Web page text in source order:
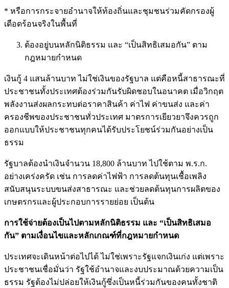
* หรือการกระจายอำนาจให้ท้องถิ่นและชุมชนร่วมคัดกรองผู้
เดือดร้อนจริงในพื้นที่
ต้องอยู่บนหลักนิติธรรม และ “เป็นสิทธิเสมอกัน” ตาม
กฎหมายกำหนด
เงินกู้ 4 แสนล้านบาท ไม่ใช่เงินของรัฐบาล แต่คือหนี้สาธารณะที่
ประชาชนทั้งประเทศต้องร่วมกันรับผิดชอบในอนาคต เมื่อวิกฤต
พลังงานส่งผลกระทบต่อราคาสินค้า ค่าไฟ ค่าขนส่ง และค่า
ครองชีพของประชาชนทั่วประเทศ มาตรการเยียวยาจึงควรถูก
ออกแบบให้ประชาชนทุกคนได้รับประโยชน์ร่วมกันอย่างเป็น
ธรรม
รัฐบาลต้องนำเงินจำนวน 18,800 ล้านบาท ไปใช้ตาม พ.ร.ก.
อย่างเคร่งครัด เช่น การลดค่าไฟฟ้า การลดต้นทุนเชื้อเพลิง
สนับสนุนระบบขนส่งสาธารณะ และช่วยลดต้นทุนการผลิตของ
เกษตรกรและผู้ประกอบการรายย่อย เป็นต้น
การใช้จ่ายต้องเป็นไปตามหลักนิติธรรม และ “เป็นสิทธิเสมอ
กัน” ตามเงื่อนไขและหลักเกณฑ์ที่กฎหมายกำหนด
ประเทศจะเดินหน้าต่อไปได้ ไม่ใช่เพราะรัฐแจกเงินเก่ง แต่เพราะ
ประชาชนเชื่อมั่นว่า รัฐใช้อำนาจและงบประมาณด้วยความเป็น
ธรรม รัฐต้องไม่ปล่อยให้เงินกู้ซึ่งเป็นหนี้ร่วมกันของคนทั้งชาติ